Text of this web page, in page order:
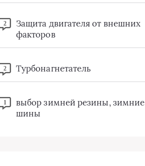
2
Защита двигателя от внешних
факторов
2 Турбонагнетатель
1
выбор зимней резины, зимние
шины